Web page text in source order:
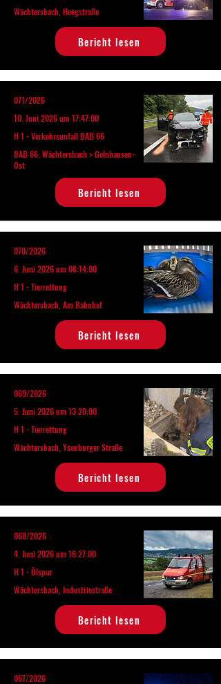
Wächtersbach, Heegstraße
Bericht lesen
071/2026
10. Juni 2026 um 17:47:00
H 1 - Verkehrsunfall BAB 66
BAB 66, Wächtersbach > Gelnhausen-
Ost
Bericht lesen
070/2026
6. Juni 2026 um 08:14:00
H 1 - Tierrettung
Wächtersbach, Am Bahnhof
Bericht lesen
069/2026
5. Juni 2026 um 13:20:00
H 1 - Tierrettung
Wächtersbach, Ysenburger Straße
Bericht lesen
068/2026
4. Juni 2026 um 16:27:00
H 1 - Ölspur
Wächtersbach, Industriestraße
Bericht lesen
067/2026